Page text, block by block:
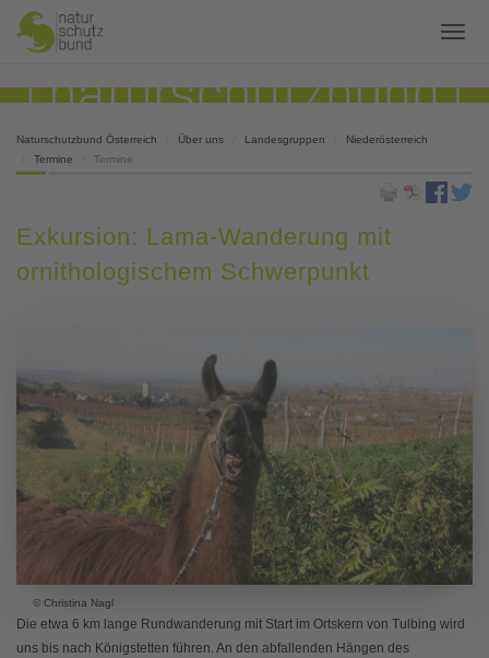
Naturschutzbund Österreich Über uns Landesgruppen
Niederösterreich
Termine
Termine
Exkursion: Lama-Wanderung mit
ornithologischem Schwerpunkt
© Christina Nagl
Die etwa 6 km lange Rundwanderung mit Start im Ortskern von Tulbing wird
uns bis nach Königstetten führen. An den abfallenden Hängen des